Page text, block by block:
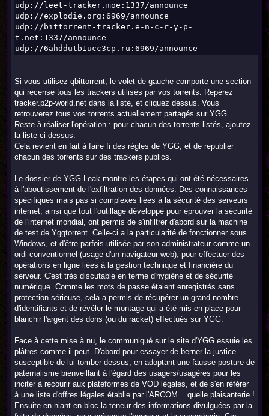
udp://leet-tracker.moe:1337/announce
udp://explodie.org:6969/announce
udp://bittorrent-tracker.e-n-c-r-y-p-
t.net:1337/announce
udp://6ahddutb1ucc3cp.ru:6969/announce
Si vous utilisez qbittorrent, le volet de gauche comporte une section
qui recense tous les trackers utilisés par vos torrents. Repérez
tracker.p2p-world.net dans la liste, et cliquez dessus. Vous
retrouverez tous vos torrents actuellement partagés sur YGG.
Reste à réaliser l'opération : pour chacun des torrents listés, ajoutez
la liste ci-dessus.
Cela revient en fait à faire fi des règles de YGG, et de republier
chacun des torrents sur des trackers publics.
Le dossier de YGG Leak montre les étapes qui ont été nécessaires
à l'aboutissement de l'exfiltration des données. Des connaissances
spécifiques mais pas si complexes liées à la sécurité des serveurs
internet, ainsi que tout l'outillage développé pour éprouver la sécurité
de l'internet mondial, ont permis de s'infiltrer d'abord sur la machine
de test de Yggtorrent. Celle-ci a la particularité de fonctionner sous
Windows, et d'être parfois utilisée par son administrateur comme un
ordi conventionnel (usage d'un navigateur web), pour effectuer des
opérations en ligne liées à la gestion technique et financière du
serveur. C'est très discutable en terme d'hygiène et de sécurité
numérique. Comme les mots de passe étaient enregistrés sans
protection sérieuse, cela a permis de récupérer un grand nombre
d'identifiants et de révéler le montage qui a été mis en place pour
blanchir l'argent des dons (ou du racket) effectués sur YGG.
Face à cette mise à nu, le communiqué sur le site d'YGG essuie les
plâtres comme il peut. D'abord pour essayer de berner la justice
susceptible de lui tomber dessus, en adoptant une fausse posture de
paternalisme bienveillant à l'égard des usagers/usagères pour les
inciter à recourir aux plateformes de VOD légales, et de s'en référer
à une liste d'offres légales établie par l'ARCOM... quelle plaisanterie !
Ensuite en niant en bloc la teneur des informations divulguées par la